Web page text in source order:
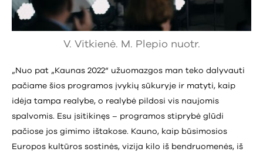
V. Vitkienė. M. Plepio nuotr.
„Nuo pat „Kaunas 2022“ užuomazgos man teko dalyvauti
pačiame šios programos įvykių sūkuryje ir matyti, kaip
idėja tampa realybe, o realybė pildosi vis naujomis
spalvomis. Esu įsitikinęs – programos stiprybė glūdi
pačiose jos gimimo ištakose. Kauno, kaip būsimosios
Europos kultūros sostinės, vizija kilo iš bendruomenės, iš